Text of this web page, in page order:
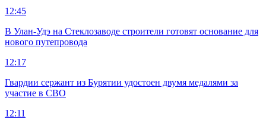
12:45
В Улан-Удэ на Стеклозаводе строители готовят основание для
нового путепровода
12:17
Гвардии сержант из Бурятии удостоен двумя медалями за
участие в СВО
12:11